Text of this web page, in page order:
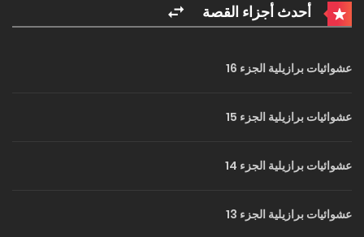
أحدث أجزاء القصة
عشوائيات برازيلية الجزء 16
عشوائيات برازيلية الجزء 15
عشوائيات برازيلية الجزء 14
عشوائيات برازيلية الجزء 13